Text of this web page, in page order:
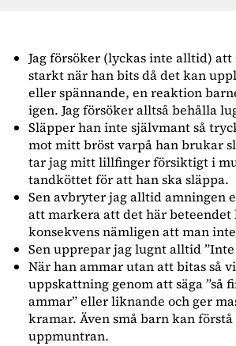
Jag försöker (lyckas inte alltid)
starkt när han bits då det kan
eller spännande, en reaktion
igen. Jag försöker alltså behålla
Släpper han inte självmant så
mot mitt bröst varpå han brukar
tar jag mitt lillfinger försiktigt i
tandköttet för att han ska släppa.
Sen avbryter jag alltid amningen
att markera att det här beteendet
konsekvens nämligen att man
Sen upprepar jag lugnt alltid
När han ammar utan att bitas så
uppskattning genom att säga ”så
ammar” eller liknande och ger
kramar. Även små barn kan förstå
uppmuntran.